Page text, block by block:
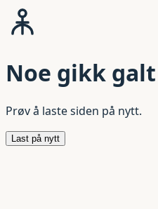
Noe gikk galt
Prøv å laste siden på nytt.
Last på nytt